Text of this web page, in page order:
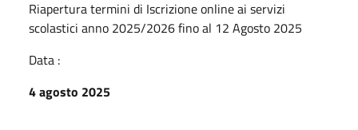
Riapertura termini di Iscrizione online ai servizi
scolastici anno 2025/2026 fino al 12 Agosto 2025
Data :
4 agosto 2025